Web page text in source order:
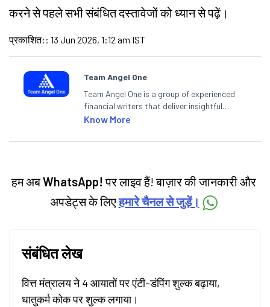
करने से पहले सभी संबंधित दस्तावेजों को ध्यान से पढ़ें।
प्रकाशित: : 13 Jun 2026, 1:12 am IST
Team Angel One
Team Angel One is a group of experienced
financial writers that deliver insightful
articles on the stock market, IPO, economy,
categories.
Know More
हम अबWhatsApp! पर लाइव हैं! बाज़ार की जानकारी और
अपडेट्स के लिएहमारे चैनल से जुड़ें।
संबंधित लेख
वित्त मंत्रालय ने 4 आयातों पर एंटी-डंपिंग शुल्क बढ़ाया,
धातुकर्म कोक पर शुल्क लगाया।